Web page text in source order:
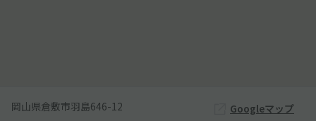
岡山県倉敷市羽島646-12 Googleマップ